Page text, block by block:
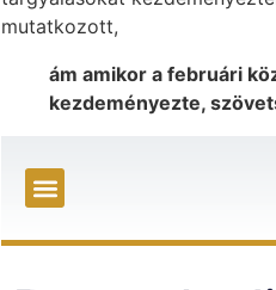
mutatkozott,
ám amikor a februári
kezdeményezte,